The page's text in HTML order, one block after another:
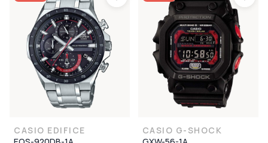
CASIO EDIFICE
CASIO G-SHOCK